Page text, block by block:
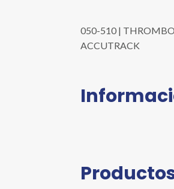
050-510 |
ACCUTRACK